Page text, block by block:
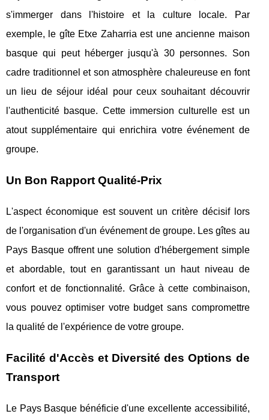
s'immerger dans l'histoire et la culture locale. Par
exemple, le gîte Etxe Zaharria est une ancienne maison
basque qui peut héberger jusqu'à 30 personnes. Son
cadre traditionnel et son atmosphère chaleureuse en font
un lieu de séjour idéal pour ceux souhaitant découvrir
l'authenticité basque. Cette immersion culturelle est un
atout supplémentaire qui enrichira votre événement de
groupe.
Un Bon Rapport Qualité-Prix
L'aspect économique est souvent un critère décisif lors
de l'organisation d'un événement de groupe. Les gîtes au
Pays Basque offrent une solution d'hébergement simple
et abordable, tout en garantissant un haut niveau de
confort et de fonctionnalité. Grâce à cette combinaison,
vous pouvez optimiser votre budget sans compromettre
la qualité de l'expérience de votre groupe.
Facilité d'Accès et Diversité des Options de
Transport
Le Pays Basque bénéficie d'une excellente accessibilité,